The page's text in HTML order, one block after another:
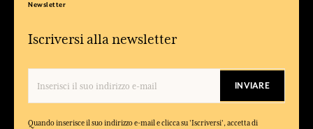
Newsletter
Iscriversi alla newsletter
INVIARE
Quando inserisce il suo indirizzo e-mail e clicca su 'Iscriversi', accetta di